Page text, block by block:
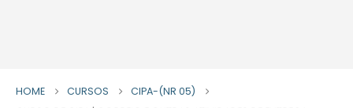
HOME CURSOS
CIPA-(NR 05)